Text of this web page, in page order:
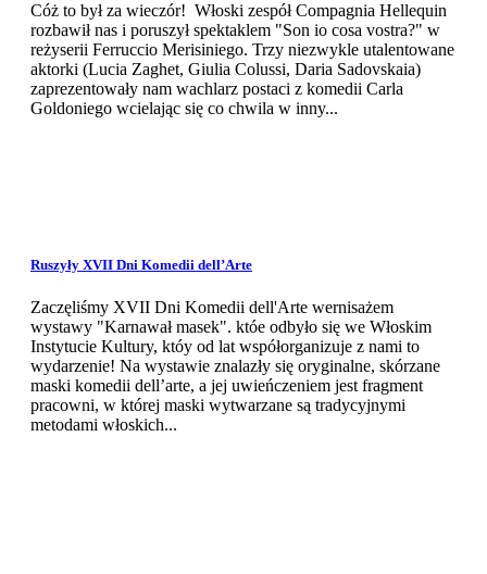
Cóż to był za wieczór! Włoski zespół Compagnia Hellequin
rozbawił nas i poruszył spektaklem "Son io cosa vostra?" w
reżyserii Ferruccio Merisiniego. Trzy niezwykle utalentowane
aktorki (Lucia Zaghet, Giulia Colussi, Daria Sadovskaia)
zaprezentowały nam wachlarz postaci z komedii Carla
Goldoniego wcielając się co chwila w inny...
Ruszyły XVII Dni Komedii dell’Arte
Zaczęliśmy XVII Dni Komedii dell'Arte wernisażem
wystawy "Karnawał masek". któe odbyło się we Włoskim
Instytucie Kultury, któy od lat współorganizuje z nami to
wydarzenie! Na wystawie znalazły się oryginalne, skórzane
maski komedii dell’arte, a jej uwieńczeniem jest fragment
pracowni, w której maski wytwarzane są tradycyjnymi
metodami włoskich...